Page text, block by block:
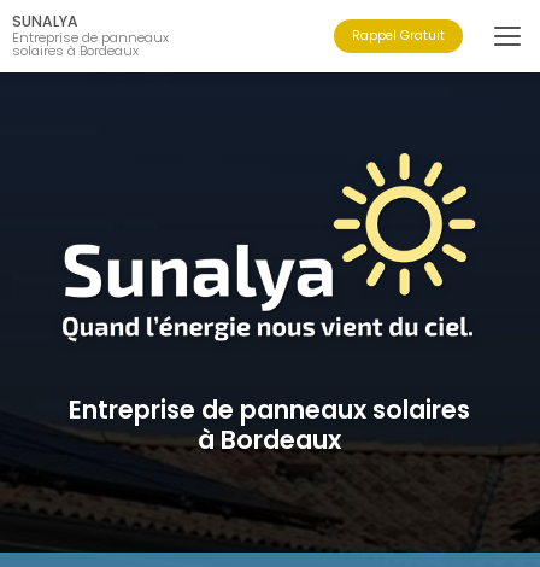
Aller
au
contenu
principal
SUNALYA
Entreprise de panneaux
solaires à Bordeaux
Rappel Gratuit
Entreprise de panneaux solaires
à Bordeaux